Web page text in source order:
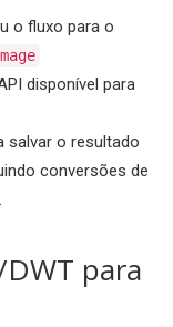
o fluxo para o
disponível para
salvar o resultado
conversões de
para